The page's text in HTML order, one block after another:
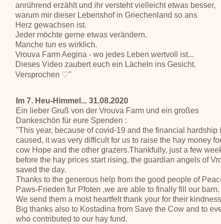
anrührend erzählt und ihr versteht vielleicht etwas besser,
warum mir dieser Lebenshof in Griechenland so ans
Herz gewachsen ist.
Jeder möchte gerne etwas verändern.
Manche tun es wirklich.
Vrouva Farm Aegina - wo jedes Leben wertvoll ist...
Dieses Video zaubert euch ein Lächeln ins Gesicht.
Versprochen ♡"
Im 7. Heu-Himmel... 31.08.2020
Ein lieber Gruß von der Vrouva Farm und ein großes
Dankeschön für eure Spenden :
"This year, because of covid-19 and the financial hardship
caused, it was very difficult for us to raise the hay money
cow Hope and the other grazers.Thankfully, just a few
before the hay prices start rising, the guardian angels of
saved the day.
Thanks to the generous help from the good people of
Paws-Frieden fur Pfoten ,we are able to finally fill our barn.
We send them a most heartfelt thank your for their
Big thanks also to Kostadina from Save the Cow and to
who contributed to our hay fund.